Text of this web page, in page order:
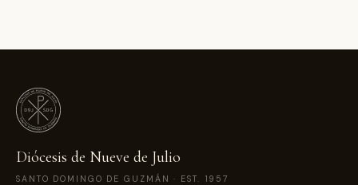
Diócesis de Nueve de Julio
SANTO DOMINGO DE GUZMÁN · EST. 1957